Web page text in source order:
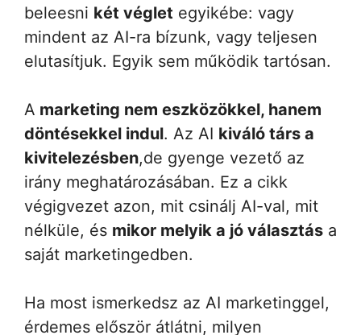
beleesni két véglet egyikébe: vagy
mindent az AI-ra bízunk, vagy teljesen
elutasítjuk. Egyik sem működik tartósan.
A marketing nem eszközökkel, hanem
döntésekkel indul. Az AI kiváló társ a
kivitelezésben,de gyenge vezető az
irány meghatározásában. Ez a cikk
végigvezet azon, mit csinálj AI-val, mit
nélküle, és mikor melyik a jó választás a
saját marketingedben.
Ha most ismerkedsz az AI marketinggel,
érdemes először átlátni, milyen